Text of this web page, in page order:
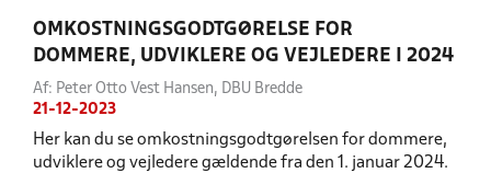
OMKOSTNINGSGODTGØRELSE FOR
DOMMERE, UDVIKLERE OG VEJLEDERE I 2024
Af: Peter Otto Vest Hansen, DBU Bredde
21-12-2023
Her kan du se omkostningsgodtgørelsen for dommere,
udviklere og vejledere gældende fra den 1. januar 2024.